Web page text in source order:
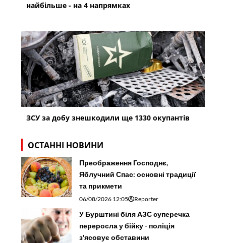
найбільше - на 4 напрямках
ЗСУ за добу знешкодили ще 1330 окупантів
ОСТАННІ НОВИНИ
Преображення Господнє,
Яблучний Спас: основні традиції
та прикмети
06/08/2026 12:05 Reporter
У Бурштині біля АЗС суперечка
переросла у бійку - поліція
з'ясовує обставини